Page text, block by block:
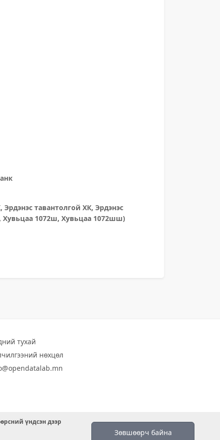
тавантолгой ХК, Эрдэнэс
Хувьцаа 1072ш, Хувьцаа 1072шш)
тухай
нөхцөл
Зөвшөөрч байна
үндсэн дээр